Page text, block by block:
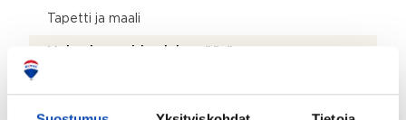
Tapetti ja maali